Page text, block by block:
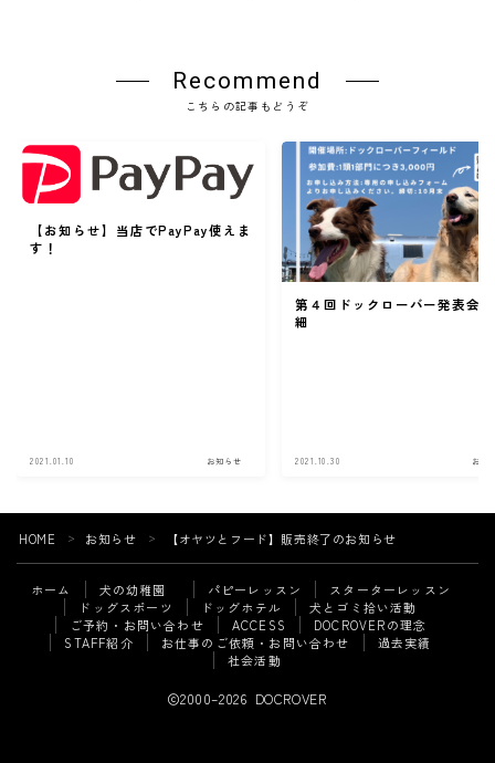
Follow Me
Recommend
こちらの記事もどうぞ
【お知らせ】当店でPayPay使えま
す！
2021.01.10 お知らせ
第４回ドックローバー発表会
細
2021.10.30 お知
HOME ＞ お知らせ ＞ 【オヤツとフード】販売終了のお知らせ
ホーム 犬の幼稚園 パピーレッスン
スターターレッスン
ドッグスポーツ
ドッグホテル
犬とゴミ拾い活動
ご予約・お問い合わせ
ACCESS
DOCROVERの理念
STAFF紹介
お仕事のご依頼・お問い合わせ
過去実績
社会活動
2000–2026 DOCROVER